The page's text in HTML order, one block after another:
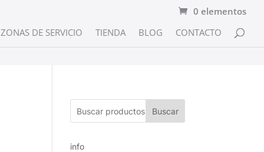
0 elementos
ZONAS DE SERVICIO TIENDA BLOG CONTACTO
Buscar
info